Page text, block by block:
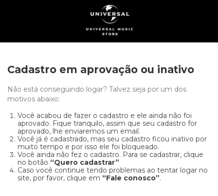
Cadastro em aprovação ou inativo
Não está conseguindo logar? Talvez seja por um dos
motivos abaixo:
Você acabou de fazer o cadastro e ele ainda não foi
aprovado. Fique tranquilo, assim que seu cadastro for
aprovado, lhe enviaremos um email.
Você já é cadastrado, mas seu cadastro ficou inativo por
muito tempo e por isso ele foi bloqueado.
Você ainda não fez o cadastro. Para se cadastrar, clique
no botão “Quero cadastrar”
Caso você continue tendo problemas ao tentar logar no
site, por favor, clique em “Fale conosco”.